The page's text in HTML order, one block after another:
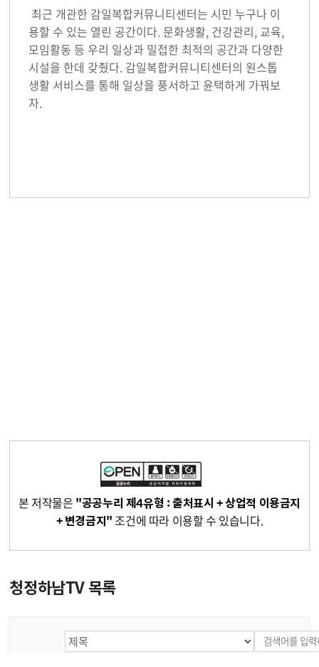
본 저작물은 "공공누리 제4유형 : 출처표시 + 상업적 이용금지
+ 변경금지" 조건에 따라 이용할 수 있습니다.
청정하남TV 목록